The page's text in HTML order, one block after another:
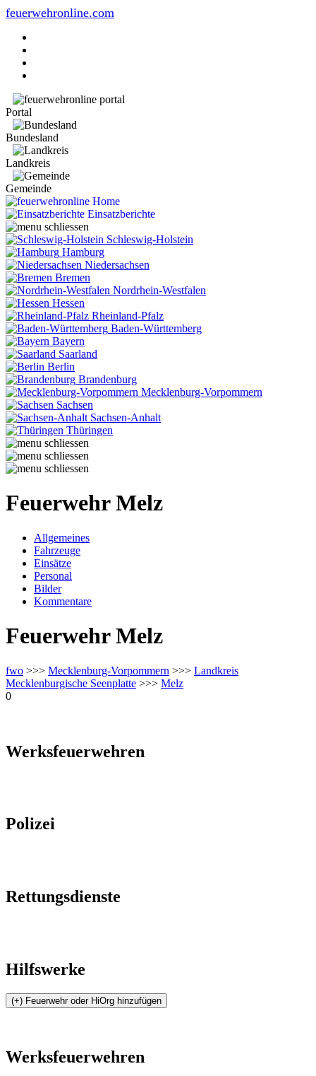
feuerwehronline.com
Portal
Bundesland
Landkreis
Gemeinde
Home
Einsatzberichte
Schleswig-Holstein
Hamburg
Niedersachsen
Bremen
Nordrhein-Westfalen
Hessen
Rheinland-Pfalz
Baden-Württemberg
Bayern
Saarland
Berlin
Brandenburg
Mecklenburg-Vorpommern
Sachsen
Sachsen-Anhalt
Thüringen
Feuerwehr Melz
Allgemeines
Fahrzeuge
Einsätze
Personal
Bilder
Kommentare
Feuerwehr Melz
fwo >>> Mecklenburg-Vorpommern >>> Landkreis
Mecklenburgische Seenplatte >>> Melz
0
Werksfeuerwehren
Polizei
Rettungsdienste
Hilfswerke
Werksfeuerwehren